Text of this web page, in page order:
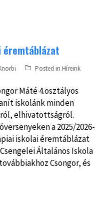
éremtáblázat
Posted in Híreink
Máté 4.osztályos
iskolánk minden
elhivatottságról.
a 2025/2026-
iskolai éremtáblázat
Általános Iskola
Csongor, és